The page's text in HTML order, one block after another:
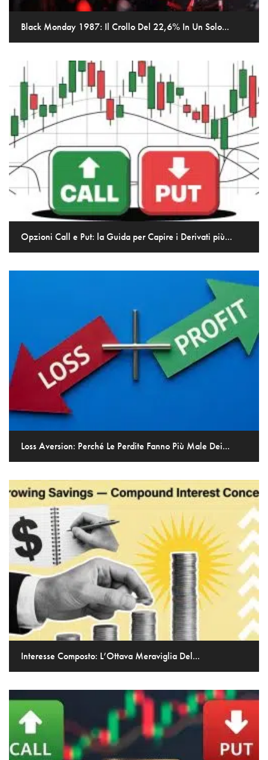
Black Monday 1987: Il Crollo Del 22,6% In Un Solo...
Opzioni Call e Put: la Guida per Capire i Derivati più...
Loss Aversion: Perché Le Perdite Fanno Più Male Dei...
Interesse Composto: L’Ottava Meraviglia Del...